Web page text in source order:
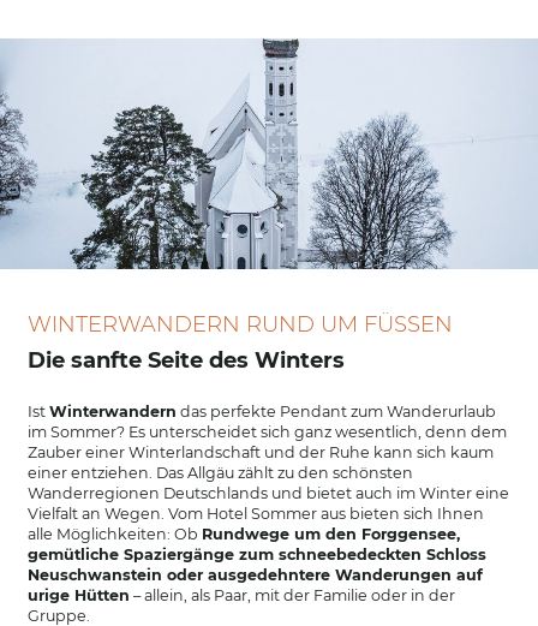
WINTERWANDERN RUND UM FÜSSEN
Die sanfte Seite des Winters
Ist Winterwandern das perfekte Pendant zum Wanderurlaub
im Sommer? Es unterscheidet sich ganz wesentlich, denn dem
Zauber einer Winterlandschaft und der Ruhe kann sich kaum
einer entziehen. Das Allgäu zählt zu den schönsten
Wanderregionen Deutschlands und bietet auch im Winter eine
Vielfalt an Wegen. Vom Hotel Sommer aus bieten sich Ihnen
alle Möglichkeiten: Ob Rundwege um den Forggensee,
gemütliche Spaziergänge zum schneebedeckten Schloss
Neuschwanstein oder ausgedehntere Wanderungen auf
urige Hütten – allein, als Paar, mit der Familie oder in der
Gruppe.